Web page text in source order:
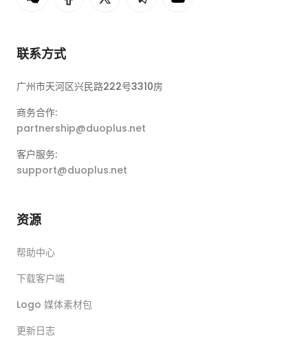
联系方式
广州市天河区兴民路222号3310房
商务合作:
partnership@duoplus.net
客户服务:
support@duoplus.net
资源
帮助中心
下载客户端
Logo 媒体素材包
更新日志